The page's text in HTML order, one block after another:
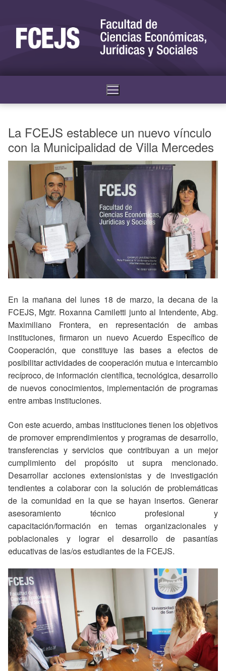
La FCEJS establece un nuevo vínculo
con la Municipalidad de Villa Mercedes
En la mañana del lunes 18 de marzo, la decana de la
FCEJS, Mgtr. Roxanna Camiletti junto al Intendente, Abg.
Maximiliano Frontera, en representación de ambas
instituciones, firmaron un nuevo Acuerdo Específico de
Cooperación, que constituye las bases a efectos de
posibilitar actividades de cooperación mutua e intercambio
recíproco, de información científica, tecnológica, desarrollo
de nuevos conocimientos, implementación de programas
entre ambas instituciones.
Con este acuerdo, ambas instituciones tienen los objetivos
de promover emprendimientos y programas de desarrollo,
transferencias y servicios que contribuyan a un mejor
cumplimiento del propósito ut supra mencionado.
Desarrollar acciones extensionistas y de investigación
tendientes a colaborar con la solución de problemáticas
de la comunidad en la que se hayan insertos. Generar
asesoramiento técnico profesional y
capacitación/formación en temas organizacionales y
poblacionales y lograr el desarrollo de pasantías
educativas de las/os estudiantes de la FCEJS.